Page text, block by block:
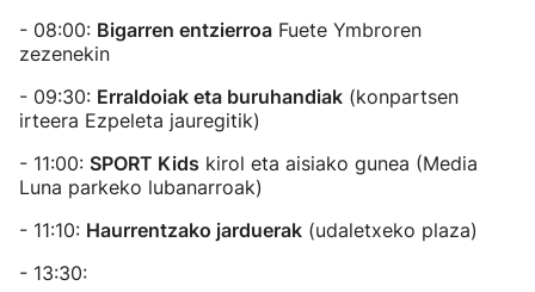
- 08:00: Bigarren entzierroa Fuete Ymbroren
zezenekin
- 09:30: Erraldoiak eta buruhandiak (konpartsen
irteera Ezpeleta jauregitik)
- 11:00: SPORT Kids kirol eta aisiako gunea (Media
Luna parkeko lubanarroak)
- 11:10: Haurrentzako jarduerak (udaletxeko plaza)
- 13:30: